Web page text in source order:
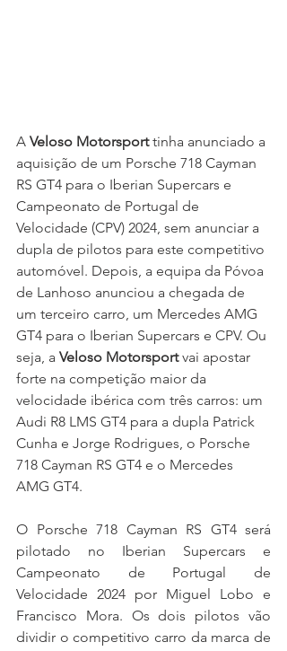
A Veloso Motorsport tinha anunciado a
aquisição de um Porsche 718 Cayman
RS GT4 para o Iberian Supercars e
Campeonato de Portugal de
Velocidade (CPV) 2024, sem anunciar a
dupla de pilotos para este competitivo
automóvel. Depois, a equipa da Póvoa
de Lanhoso anunciou a chegada de
um terceiro carro, um Mercedes AMG
GT4 para o Iberian Supercars e CPV. Ou
seja, a Veloso Motorsport vai apostar
forte na competição maior da
velocidade ibérica com três carros: um
Audi R8 LMS GT4 para a dupla Patrick
Cunha e Jorge Rodrigues, o Porsche
718 Cayman RS GT4 e o Mercedes
AMG GT4.
O Porsche 718 Cayman RS GT4 será
pilotado no Iberian Supercars e
Campeonato de Portugal de
Velocidade 2024 por Miguel Lobo e
Francisco Mora. Os dois pilotos vão
dividir o competitivo carro da marca de